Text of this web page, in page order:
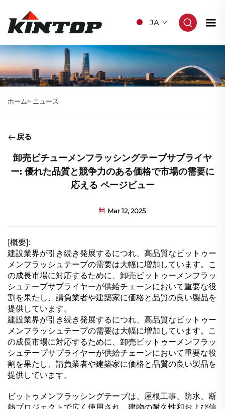
JA
ホーム> ニュース
戻る
卸売ビチューメンフラッシングテープサプライヤ
ー: 優れた品質と競争力のある価格で市場の需要に
応える ページビュー
Mar 12, 2025
[概要]:
建設業界が引き続き発展するにつれ、高品質なビットゥー
メンフラッシュテープの需要は大幅に増加しています。こ
の成長市場に対応するために、卸売ビットゥーメンフラッ
シュテープサプライヤーが供給チェーンにおいて重要な役
割を果たし、請負業者や建築家に価格と品質の良い製品を
提供しています。
建設業界が引き続き発展するにつれ、高品質なビットゥー
メンフラッシュテープの需要は大幅に増加しています。こ
の成長市場に対応するために、卸売ビットゥーメンフラッ
シュテープサプライヤーが供給チェーンにおいて重要な役
割を果たし、請負業者や建築家に価格と品質の良い製品を
提供しています。
ビットゥメンフラッシングテープは、屋根工事、防水、断
熱プロジェクトで広く使用され、建物の耐久性和および信